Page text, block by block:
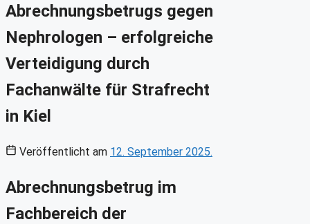
Abrechnungsbetrugs gegen
Nephrologen – erfolgreiche
Verteidigung durch
Fachanwälte für Strafrecht
in Kiel
Veröffentlicht am 12. September 2025.
Abrechnungsbetrug im
Fachbereich der